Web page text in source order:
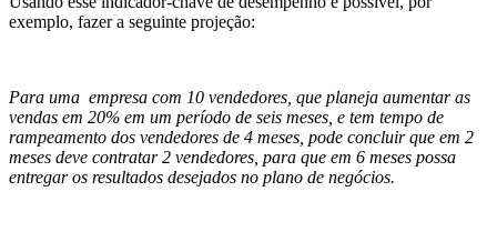
exemplo, fazer a seguinte projeção:
Para uma empresa com 10 vendedores, que planeja aumentar as
vendas em 20% em um período de seis meses, e tem tempo de
rampeamento dos vendedores de 4 meses, pode concluir que em 2
meses deve contratar 2 vendedores, para que em 6 meses possa
entregar os resultados desejados no plano de negócios.